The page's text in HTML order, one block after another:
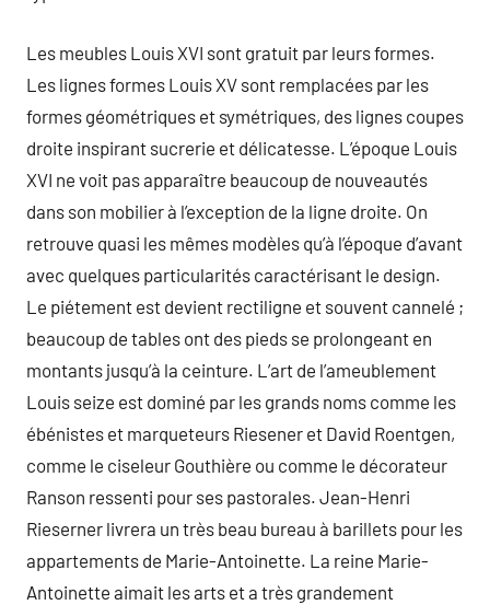
Les meubles Louis XVI sont gratuit par leurs formes.
Les lignes formes Louis XV sont remplacées par les
formes géométriques et symétriques, des lignes coupes
droite inspirant sucrerie et délicatesse. L’époque Louis
XVI ne voit pas apparaître beaucoup de nouveautés
dans son mobilier à l’exception de la ligne droite. On
retrouve quasi les mêmes modèles qu’à l’époque d’avant
avec quelques particularités caractérisant le design.
Le piétement est devient rectiligne et souvent cannelé ;
beaucoup de tables ont des pieds se prolongeant en
montants jusqu’à la ceinture. L’art de l’ameublement
Louis seize est dominé par les grands noms comme les
ébénistes et marqueteurs Riesener et David Roentgen,
comme le ciseleur Gouthière ou comme le décorateur
Ranson ressenti pour ses pastorales. Jean-Henri
Rieserner livrera un très beau bureau à barillets pour les
appartements de Marie-Antoinette. La reine Marie-
Antoinette aimait les arts et a très grandement